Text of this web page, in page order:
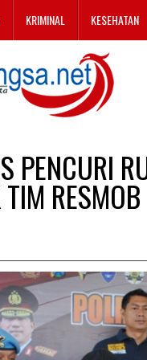
KRIMINAL KESEHATAN
PENCURI